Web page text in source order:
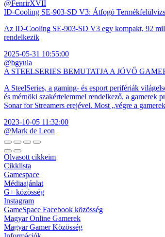
@FenrirXVII
ID-Cooling SE-903-SD V3: Átfogó
Az ID-Cooling SE-903-SD V3 egy kompakt, 92
rendelkezik
2025-05-31 10:55:00
@bgyula
A STEELSERIES BEMUTATJA A JÖVŐ
A SteelSeries, a gaming- és esport perifériák
és mérnöki szakértelemmel rendelkező, a gamerek
Sonar for Streamers erejével. Most „végre a
2023-10-05 11:32:00
@Mark de Leon
Olvasott cikkeim
Cikklista
Gamespace
Médiaajánlat
G+ közösség
Instagram
GameSpace Facebook közösség
Magyar Online Gamerek
Magyar Gamer Közösség